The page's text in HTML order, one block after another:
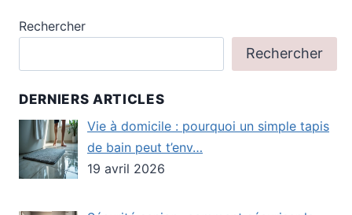
Rechercher
Rechercher
DERNIERS ARTICLES
Vie à domicile : pourquoi un simple tapis
de bain peut t’env…
19 avril 2026